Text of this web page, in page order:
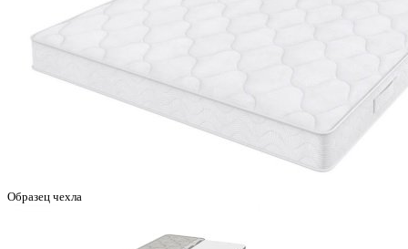
Образец чехла